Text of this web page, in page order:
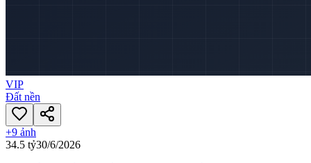
VIP
Đất nền
+9 ảnh
34.5 tỷ30/6/2026